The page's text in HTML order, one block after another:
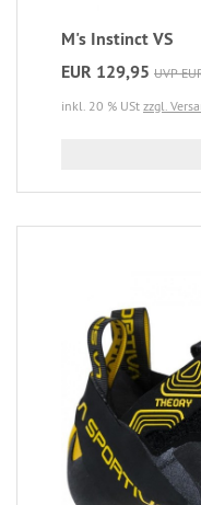
M's Instinct VS
EUR 129,95 UVP
inkl. 20 % USt zzgl.